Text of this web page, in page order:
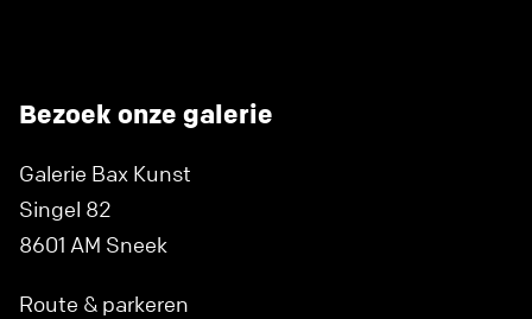
Bezoek onze galerie
Galerie Bax Kunst
Singel 82
8601 AM Sneek
Route & parkeren